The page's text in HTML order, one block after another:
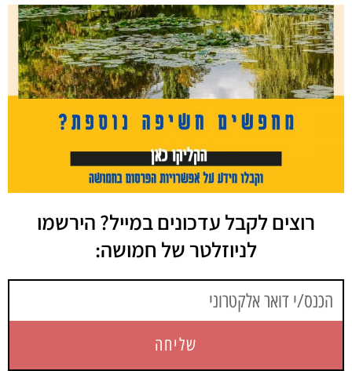
רוצים לקבל עדכונים במייל? הירשמו
לניוזלטר של חמושה:
שליחה